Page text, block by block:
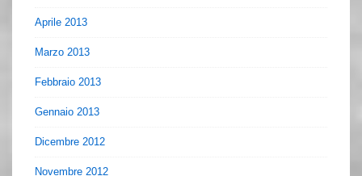
Aprile 2013
Marzo 2013
Febbraio 2013
Gennaio 2013
Dicembre 2012
Novembre 2012